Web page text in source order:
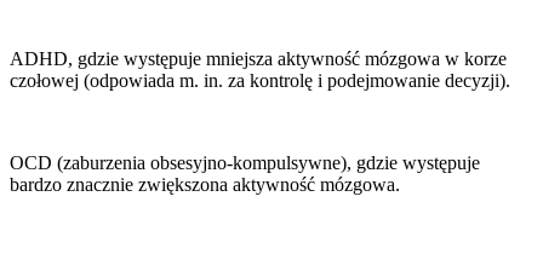
ADHD, gdzie występuje mniejsza aktywność mózgowa w korze
czołowej (odpowiada m. in. za kontrolę i podejmowanie decyzji).
OCD (zaburzenia obsesyjno-kompulsywne), gdzie występuje
bardzo znacznie zwiększona aktywność mózgowa.